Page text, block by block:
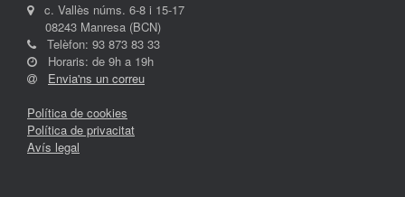
c. Vallès núms. 6-8 i 15-17
08243 Manresa (BCN)
Telèfon: 93 873 83 33
Horaris: de 9h a 19h
Envia'ns un correu
Política de cookies
Política de privacitat
Avís legal